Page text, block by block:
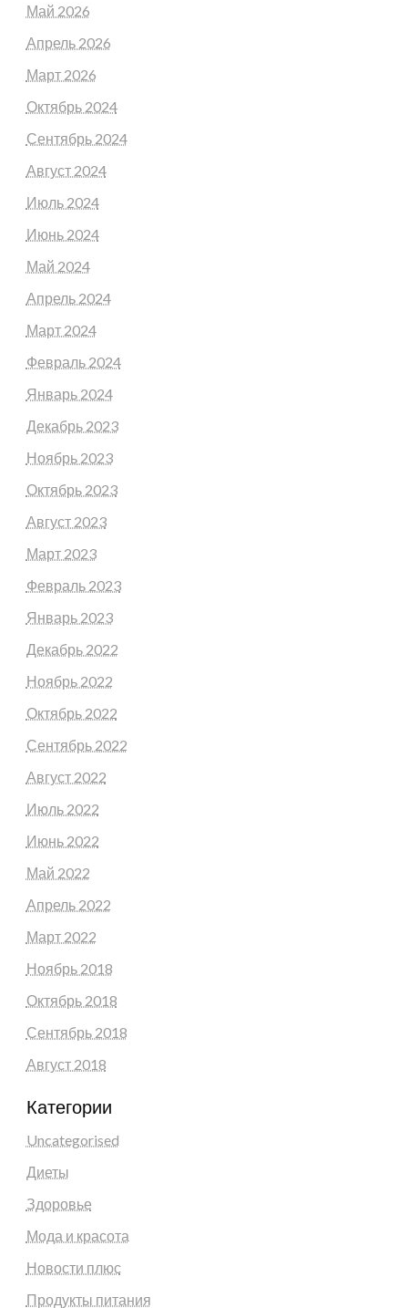
Май 2026
Апрель 2026
Март 2026
Октябрь 2024
Сентябрь 2024
Август 2024
Июль 2024
Июнь 2024
Май 2024
Апрель 2024
Март 2024
Февраль 2024
Январь 2024
Декабрь 2023
Ноябрь 2023
Октябрь 2023
Август 2023
Март 2023
Февраль 2023
Январь 2023
Декабрь 2022
Ноябрь 2022
Октябрь 2022
Сентябрь 2022
Август 2022
Июль 2022
Июнь 2022
Май 2022
Апрель 2022
Март 2022
Ноябрь 2018
Октябрь 2018
Сентябрь 2018
Август 2018
Категории
Uncategorised
Диеты
Здоровье
Мода и красота
Новости плюс
Продукты питания